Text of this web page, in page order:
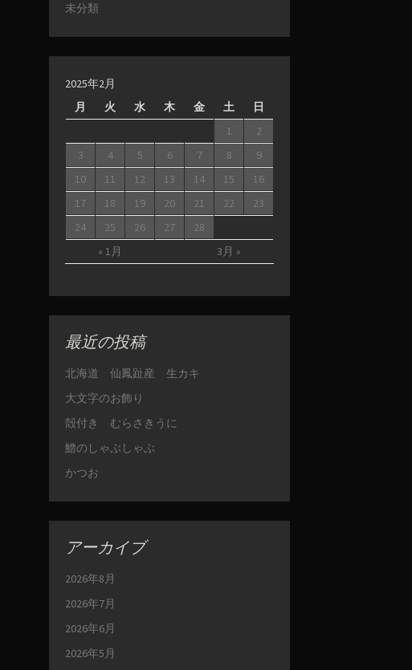
未分類
2025年2月
月
火 水 木 金 土 日
« 1月 3月 »
1
2
3
4 5 6 7 8
9
10
11 12 13 14 15
16
17
18 19 20 21 22
23
24
25 26 27 28
最近の投稿
北海道 仙鳳趾産 生カキ
大文字のお飾り
殻付き むらさきうに
鱧のしゃぶしゃぶ
かつお
アーカイブ
2026年8月
2026年7月
2026年6月
2026年5月